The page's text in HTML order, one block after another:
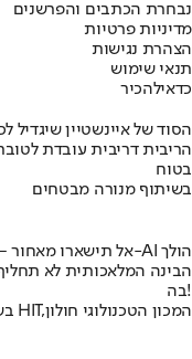
נבחרת הכתבים והפרשנים
מדיניות פרטיות
הצהרת נגישות
תנאי שימוש
כדאילהכיר
הסוד של איינשטיין שיגדיל
הריבית דריבית עובדת
בטוח
בשיתוף מנורה מבטחים
אל תישארו מאחור – בואו לגלות לאן ה-AI הולך
הבינה המלאכותית לא
בה!
בשיתוף HIT,המכון הטכנולוגי חולון